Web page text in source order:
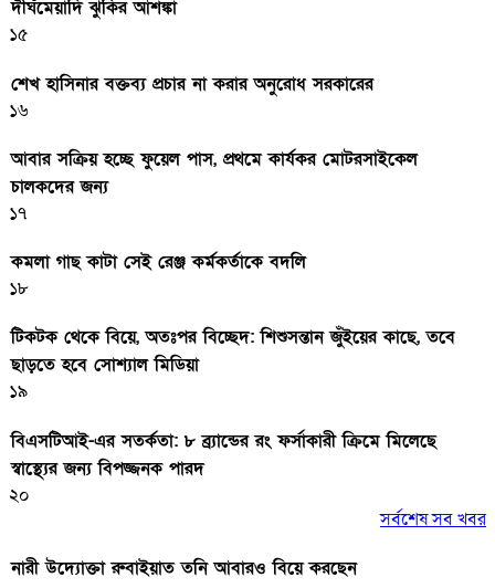
দীর্ঘমেয়াদি ঝুঁকির আশঙ্কা
১৫
শেখ হাসিনার বক্তব্য প্রচার না করার অনুরোধ সরকারের
১৬
আবার সক্রিয় হচ্ছে ফুয়েল পাস, প্রথমে কার্যকর মোটরসাইকেল
চালকদের জন্য
১৭
কমলা গাছ কাটা সেই রেঞ্জ কর্মকর্তাকে বদলি
১৮
টিকটক থেকে বিয়ে, অতঃপর বিচ্ছেদ: শিশুসন্তান জুঁইয়ের কাছে, তবে
ছাড়তে হবে সোশ্যাল মিডিয়া
১৯
বিএসটিআই-এর সতর্কতা: ৮ ব্র্যান্ডের রং ফর্সাকারী ক্রিমে মিলেছে
স্বাস্থ্যের জন্য বিপজ্জনক পারদ
২০
সর্বশেষ সব খবর
নারী উদ্যোক্তা রুবাইয়াত তনি আবারও বিয়ে করছেন